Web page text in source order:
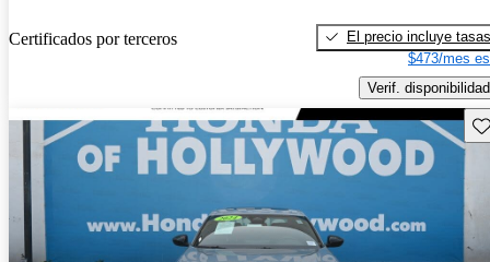
Certificados por terceros
El precio incluye tasas
$473/mes
Verif. disponibilidad